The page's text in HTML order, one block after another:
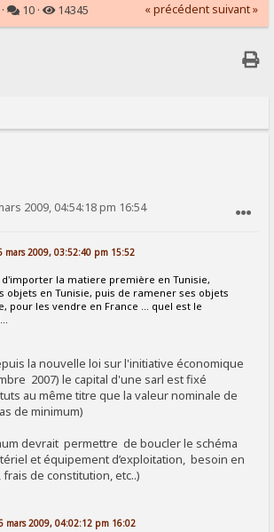
· 10 · 14345 « précédent suivant »
2009, 04:54:18 pm 16:54
mars 2009, 03:52:40 pm 15:52
la matiere première en Tunisie,
objets en Tunisie, puis de ramener ses objets
pour les vendre en France ... quel est le
la nouvelle loi sur l'initiative économique
2007) le capital d'une sarl est fixé
au même titre que la valeur nominale de
de minimum)
devrait permettre de boucler le schéma
et équipement d’exploitation, besoin en
de constitution, etc..)
mars 2009, 04:02:12 pm 16:02